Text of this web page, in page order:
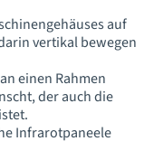
auf
vertikal bewegen
einen Rahmen
der auch die
Infrarotpaneele